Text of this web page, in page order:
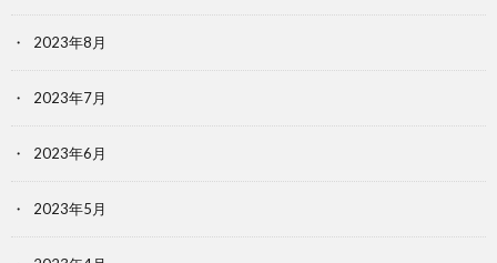
2023年8月
2023年7月
2023年6月
2023年5月